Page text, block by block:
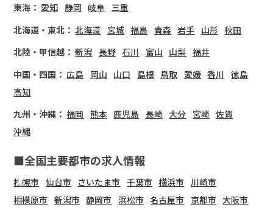
東海： 愛知 静岡 岐阜
三重
北海道・東北： 北海道 宮城 福島 青森 岩手 山形 秋田
北陸・甲信越： 新潟 長野 石川 富山 山梨 福井
中国・四国： 広島 岡山 山口 島根 鳥取 愛媛 香川 徳島
高知
九州・沖縄： 福岡 熊本 鹿児島 長崎 大分 宮崎 佐賀
沖縄
■全国主要都市の求人情報
札幌市 仙台市 さいたま市 千葉市 横浜市
川崎市
相模原市 新潟市 静岡市 浜松市 名古屋市 京都市 大阪市